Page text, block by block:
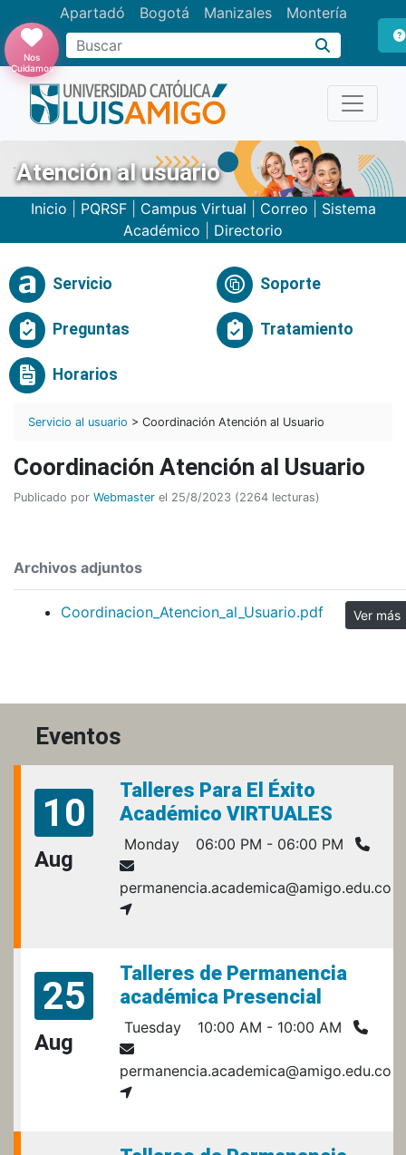
Apartadó Bogotá Manizales Montería
Buscar
Nos
Cuidamos
Atención al usuario
Inicio PQRSF| Campus Virtual Correo
Sistema
Académico
Directorio
Servicio Soporte
Preguntas Tratamiento
Horarios
Servicio al usuario > Coordinación Atención al Usuario
Coordinación Atención al Usuario
Publicado por Webmaster el 25/8/2023 (2264 lecturas)
Archivos adjuntos
Coordinacion_Atencion_al_Usuario.pdf
Eventos
10
Aug
Talleres Para El Éxito
Académico VIRTUALES
Monday 06:00 PM - 06:00 PM
permanencia.academica@amigo.edu.co
25
Aug
Talleres de Permanencia
académica Presencial
Tuesday 10:00 AM - 10:00 AM
permanencia.academica@amigo.edu.co